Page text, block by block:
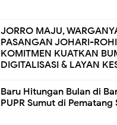
JORRO MAJU,
PASANGAN JOHARI-
KOMITMEN KUATKAN
DIGITALISASI & LAYAN
Baru Hitungan Bulan di
PUPR Sumut di